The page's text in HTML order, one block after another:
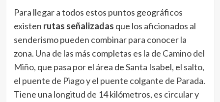
Para llegar a todos estos puntos geográficos
existen rutas señalizadas que los aficionados al
senderismo pueden combinar para conocer la
zona. Una de las más completas es la de Camino del
Miño, que pasa por el área de Santa Isabel, el salto,
el puente de Piago y el puente colgante de Parada.
Tiene una longitud de 14 kilómetros, es circular y